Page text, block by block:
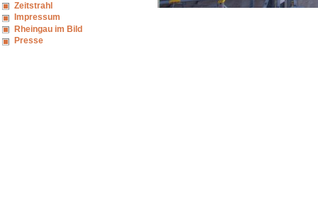
Zeitstrahl
Impressum
Rheingau im Bild
Presse